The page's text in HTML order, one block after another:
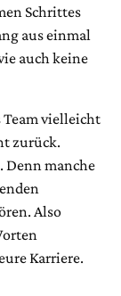
Schrittes
aus einmal
auch keine
vielleicht
zurück.
Denn manche
Also
Karriere.